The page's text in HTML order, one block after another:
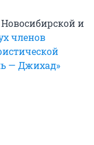
и
членов
— Джихад»